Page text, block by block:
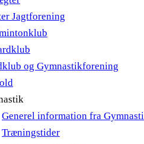
Jagtforening
og Gymnastikforening
Generel information fra
Træningstider